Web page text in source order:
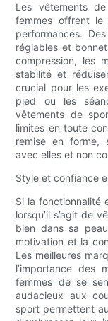
Les vêtements
femmes offrent le
performances.
réglables et
compression, les
stabilité et
crucial pour les
pied ou les
vêtements de
limites en toute
remise en forme,
avec elles et non
Style et confiance
Si la fonctionnalité
lorsqu’il s’agit de
bien dans sa
motivation et la
Les meilleures
l’importance des
femmes de se
audacieux aux
sport permettent